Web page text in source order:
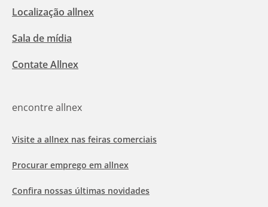
Localização allnex
Sala de mídia
Contate Allnex
encontre allnex
Visite a allnex nas feiras comerciais
Procurar emprego em allnex
Confira nossas últimas novidades